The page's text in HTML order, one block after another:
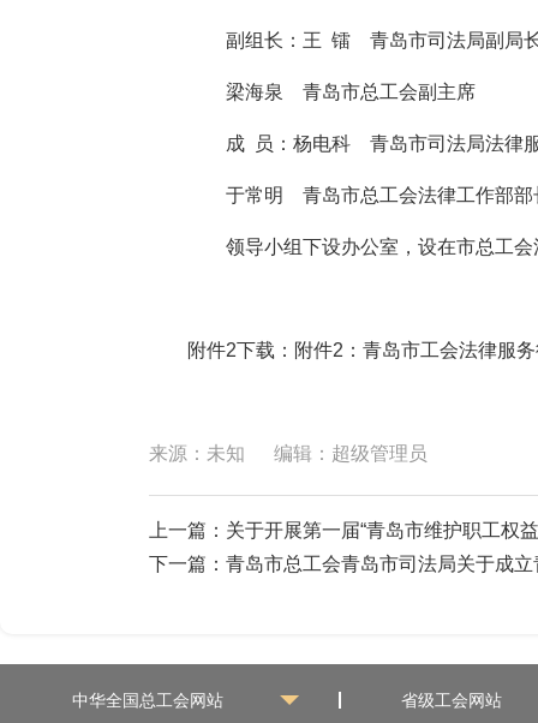
副组长：王 镭 青岛市司法局副局
梁海泉 青岛市总工会副主席
成 员：杨电科 青岛市司法局法律服
于常明 青岛市总工会法律工作部部
领导小组下设办公室，设在市总工会
附件2下载： 附件2：青岛市工会法律服
来源：未知 编辑：超级管理员
上一篇： 关于开展第一届“青岛市维护职工权
下一篇： 青岛市总工会青岛市司法局关于成
中华全国总工会网站 省级工会网站